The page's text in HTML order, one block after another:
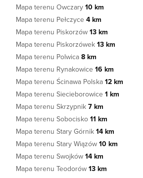
Mapa terenu Owczary 10 km
Mapa terenu Pełczyce 4 km
Mapa terenu Piskorzów 13 km
Mapa terenu Piskorzówek 13 km
Mapa terenu Polwica 8 km
Mapa terenu Rynakowice 16 km
Mapa terenu Ścinawa Polska 12 km
Mapa terenu Siecieborowice 1 km
Mapa terenu Skrzypnik 7 km
Mapa terenu Sobocisko 11 km
Mapa terenu Stary Górnik 14 km
Mapa terenu Stary Wiązów 10 km
Mapa terenu Swojków 14 km
Mapa terenu Teodorów 13 km